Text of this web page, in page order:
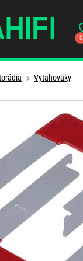
0
Vytahováky